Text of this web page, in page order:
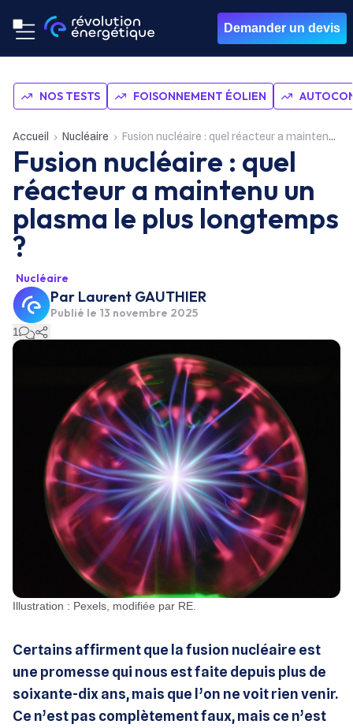
Demander un devis
NOS TESTS FOISONNEMENT ÉOLIEN
Accueil Nucléaire Fusion nucléaire : quel réacteur a maintenu un plasma le plus longtemps ?
Fusion nucléaire : quel
réacteur a maintenu un
plasma le plus longtemps
?
Nucléaire
Par Laurent GAUTHIER
Publié le 13 novembre 2025
1
Illustration : Pexels, modifiée par RE.
Certains affirment que la fusion nucléaire est
une promesse qui nous est faite depuis plus de
soixante-dix ans, mais que l’on ne voit rien venir.
Ce n’est pas complètement faux, mais ce n’est